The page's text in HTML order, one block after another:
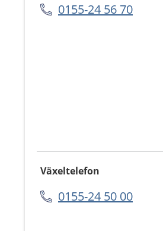
0155-24 56 70
Växeltelefon
0155-24 50 00